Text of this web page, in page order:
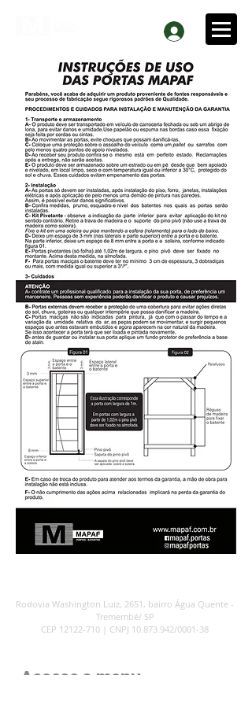
Rodovia Washington Luiz, 2651, bairro Água Quente -
Tremembé/ SP
CEP 12122-710 CNPJ 10.873.942/0001-38
Acesse o menu